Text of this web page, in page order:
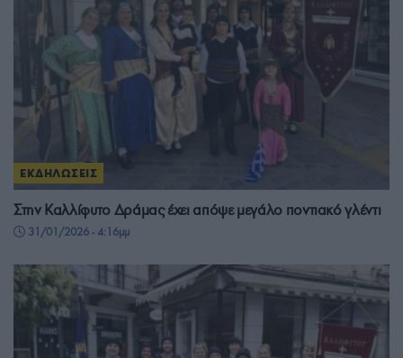
ΕΚΔΗΛΩΣΕΙΣ
Στην Καλλίφυτο Δράμας έχει απόψε μεγάλο ποντιακό γλέντι
31/01/2026 - 4:16μμ